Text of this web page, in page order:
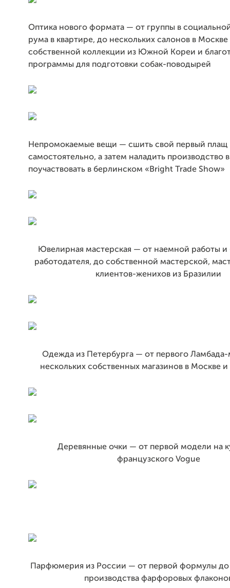
Оптика нового формата — от группы в
рума в квартире, до нескольких салонов в
собственной коллекции из Южной Кореи и
программы для подготовки собак-поводырей
Непромокаемые вещи — сшить свой первый плащ
самостоятельно, а затем наладить производство
поучаствовать в берлинском «Bright Trade Show»
Ювелирная мастерская — от наемной работы и
работодателя, до собственной мастерской,
клиентов-женихов из Бразилии
Одежда из Петербурга — от первого Ламбада-
нескольких собственных магазинов в Москве
Деревянные очки — от первой модели на
французского Vogue
Парфюмерия из России — от первой формулы до
производства фарфоровых